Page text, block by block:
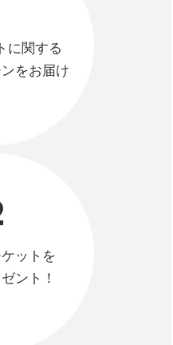
に関する
をお届け
ットを
ント！